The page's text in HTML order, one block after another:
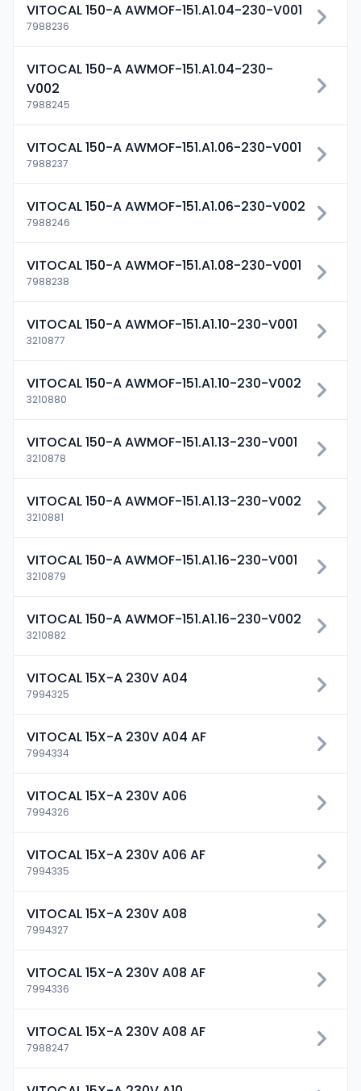
VITOCAL 150-A AWMOF-151.A1.04-230-V001
7988236
VITOCAL 150-A AWMOF-151.A1.04-230-
V002
7988245
VITOCAL 150-A AWMOF-151.A1.06-230-V001
7988237
VITOCAL 150-A AWMOF-151.A1.06-230-V002
7988246
VITOCAL 150-A AWMOF-151.A1.08-230-V001
7988238
VITOCAL 150-A AWMOF-151.A1.10-230-V001
3210877
VITOCAL 150-A AWMOF-151.A1.10-230-V002
3210880
VITOCAL 150-A AWMOF-151.A1.13-230-V001
3210878
VITOCAL 150-A AWMOF-151.A1.13-230-V002
3210881
VITOCAL 150-A AWMOF-151.A1.16-230-V001
3210879
VITOCAL 150-A AWMOF-151.A1.16-230-V002
3210882
VITOCAL 15X-A 230V A04
7994325
VITOCAL 15X-A 230V A04 AF
7994334
VITOCAL 15X-A 230V A06
7994326
VITOCAL 15X-A 230V A06 AF
7994335
VITOCAL 15X-A 230V A08
7994327
VITOCAL 15X-A 230V A08 AF
7994336
VITOCAL 15X-A 230V A08 AF
7988247